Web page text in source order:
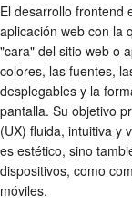
El desarrollo frontend
aplicación web con la
"cara" del sitio web o
colores, las fuentes,
desplegables y la
pantalla. Su objetivo
(UX) fluida, intuitiva y
es estético, sino
dispositivos, como
móviles.